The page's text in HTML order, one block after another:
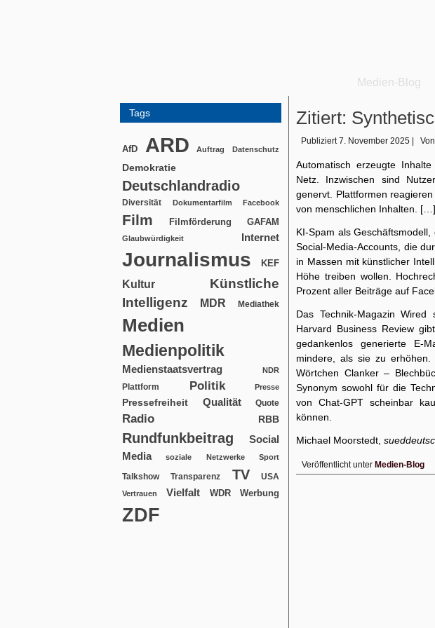
Medien-Blog
Tags
AfD ARD Auftrag Datenschutz
Demokratie
Deutschlandradio
Diversität Dokumentarfilm Facebook
Film Filmförderung GAFAM
Glaubwürdigkeit Internet
Journalismus KEF
Kultur
Künstliche
Intelligenz
MDR Mediathek
Medien
Medienpolitik
Medienstaatsvertrag NDR
Plattform Politik Presse
Pressefreiheit Qualität Quote
Radio RBB
Rundfunkbeitrag
Social
Media
soziale Netzwerke Sport
Talkshow Transparenz TV USA
Vertrauen Vielfalt WDR Werbung
ZDF
Zitiert:
Publiziert 7. November 2025 Von
Automatisch erzeugte
Netz. Inzwischen sind
genervt. Plattformen
von menschlichen Inhalten. […]
KI-Spam als
Social-Media-Accounts, die
in Massen mit künstlicher
Höhe treiben wollen.
Prozent aller Beiträge auf
Das Technik-Magazin Wired
Harvard Business Review
gedankenlos generierte E-
mindere, als sie zu
Wörtchen Clanker –
Synonym sowohl für die
von Chat-GPT scheinbar
können.
Michael Moorstedt,
Veröffentlicht unter Medien-Blog